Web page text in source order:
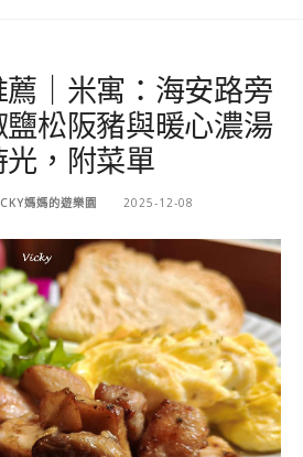
｜米寓：海安路旁
松阪豬與暖心濃湯
，附菜單
媽媽的遊樂園 2025-12-08